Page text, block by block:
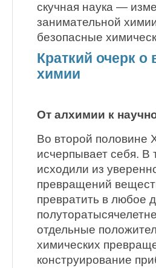
скучная наука —
занимательной
безопасные
Краткий очерк о
химии
От алхимии к
Во второй половине
исчерпывает себя. В
исходили из
превращений
превратить в любое
отдельные
химических
конструирование